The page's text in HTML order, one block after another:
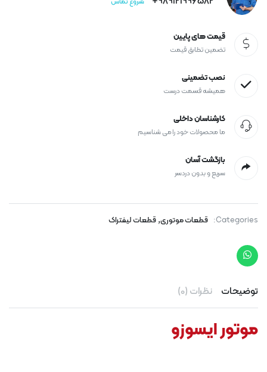
قیمت های پایین
تضمین تطابق قیمت
نصب تضمینی
همیشه قسمت درست
کارشناسان داخلی
ما محصولات خود را می شناسیم
بازگشت آسان
سریع و بدون دردسر
Categories: قطعات موتوری,قطعات لیفتراک
توضیحات نظرات (0)
موتور ایسوزو